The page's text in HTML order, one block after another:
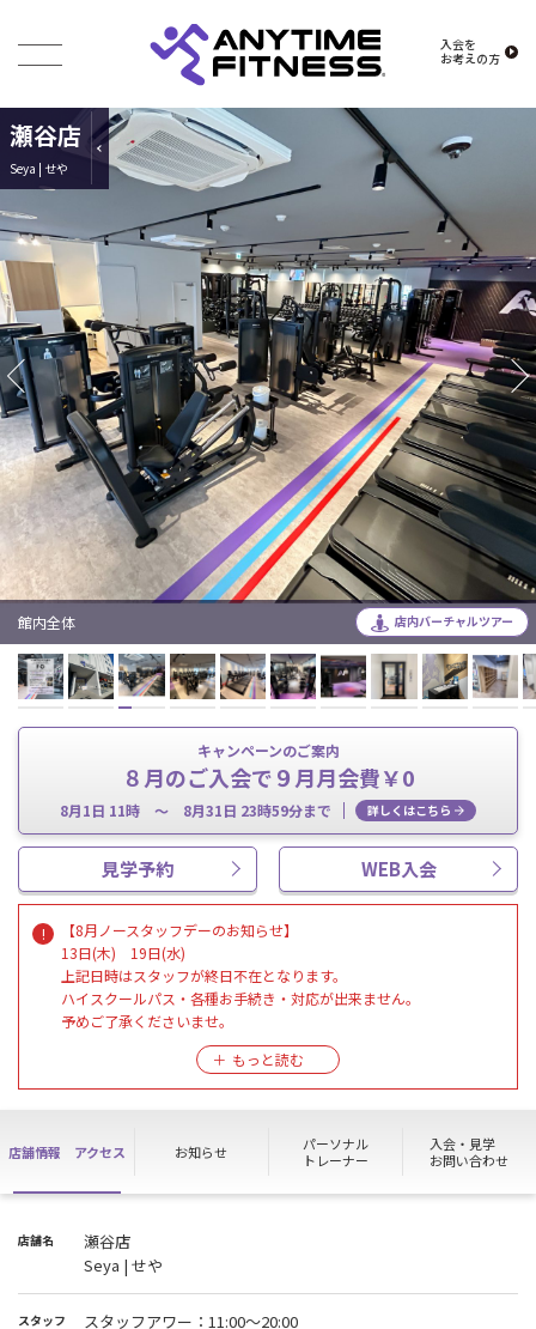
入会を
お考えの方
瀬谷店
Seya | せや
店内バーチャルツアー
館内全体
キャンペーンのご案内
８月のご入会で９月月会費￥0
8月1日 11時 ～ 8月31日 23時59分まで 詳しくはこちら
見学予約 WEB入会
【8月ノースタッフデーのお知らせ】
13日(木) 19日(水)
上記日時はスタッフが終日不在となります。
ハイスクールパス・各種お手続き・対応が出来ません。
予めご了承くださいませ。
瀬谷店では駐車場の用意はございません。
店舗前の駐車スペースは上層階の住居の方の契約スペースですのでお
店舗情報 アクセス お知らせ
パーソナル
トレーナー
入会・見学
お問い合わせ
店舗名
瀬谷店
Seya | せや
スタッフ
スタッフアワー：11:00〜20:00